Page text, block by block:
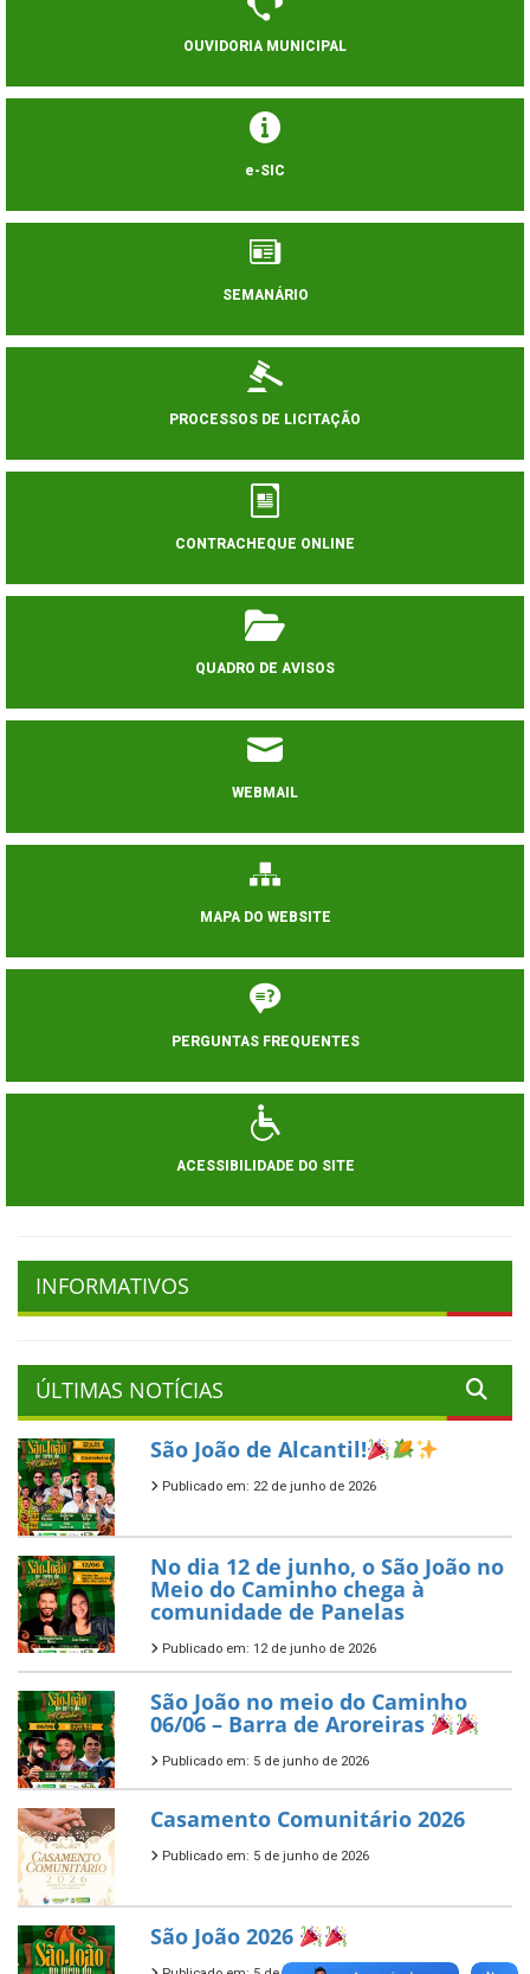
OUVIDORIA MUNICIPAL
e-SIC
SEMANÁRIO
PROCESSOS DE LICITAÇÃO
CONTRACHEQUE ONLINE
QUADRO DE AVISOS
WEBMAIL
MAPA DO WEBSITE
PERGUNTAS FREQUENTES
ACESSIBILIDADE DO SITE
INFORMATIVOS
ÚLTIMAS NOTÍCIAS
São João de Alcantil!
Publicado em: 22 de junho de 2026
No dia 12 de junho, o São João no
Meio do Caminho chega à
comunidade de Panelas
Publicado em: 12 de junho de 2026
São João no meio do Caminho
06/06 – Barra de Aroreiras
Publicado em: 5 de junho de 2026
Casamento Comunitário 2026
Publicado em: 5 de junho de 2026
São João 2026